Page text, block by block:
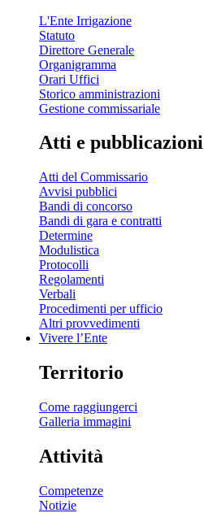
L'Ente Irrigazione
Statuto
Direttore Generale
Organigramma
Orari Uffici
Storico amministrazioni
Gestione commissariale
Atti e pubblicazioni
Atti del Commissario
Avvisi pubblici
Bandi di concorso
Bandi di gara e contratti
Determine
Modulistica
Protocolli
Regolamenti
Verbali
Procedimenti per ufficio
Altri provvedimenti
Vivere l’Ente
Territorio
Come raggiungerci
Galleria immagini
Attività
Competenze
Notizie